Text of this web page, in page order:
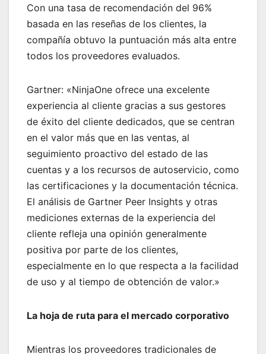
Con una tasa de recomendación del 96%
basada en las reseñas de los clientes, la
compañía obtuvo la puntuación más alta entre
todos los proveedores evaluados.
Gartner: «NinjaOne ofrece una excelente
experiencia al cliente gracias a sus gestores
de éxito del cliente dedicados, que se centran
en el valor más que en las ventas, al
seguimiento proactivo del estado de las
cuentas y a los recursos de autoservicio, como
las certificaciones y la documentación técnica.
El análisis de Gartner Peer Insights y otras
mediciones externas de la experiencia del
cliente refleja una opinión generalmente
positiva por parte de los clientes,
especialmente en lo que respecta a la facilidad
de uso y al tiempo de obtención de valor.»
La hoja de ruta para el mercado corporativo
Mientras los proveedores tradicionales de